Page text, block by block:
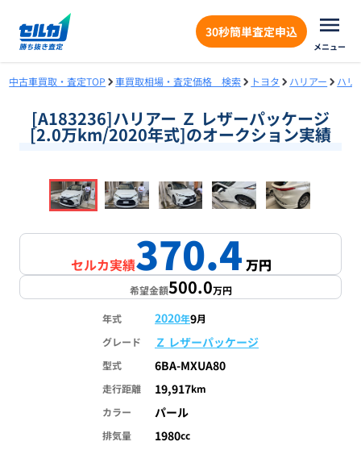
30秒簡単査定申込
メニュー
中古車買取・査定TOP 車買取相場・査定価格 検索 トヨタ ハリアー ハリ
[A183236]ハリアー Ｚ レザーパッケージ
[2.0万km/2020年式]のオークション実績
1/18
セルカ実績370.4万円
希望金額500.0万円
年式 2020年9月
グレード
Ｚ レザーパッケージ
型式 6BA-MXUA80
走行距離 19,917km
カラー
パール
排気量 1980cc